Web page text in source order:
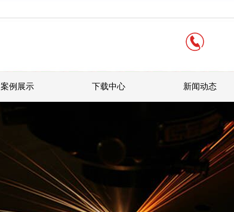
案例展示 下载中心 新闻动态